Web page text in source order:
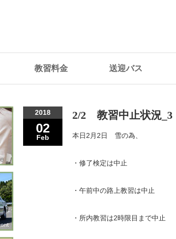
教習料金 送迎バス
2018
02
Feb
2/2 教習中止状況_3
本日2月2日 雪の為、
・修了検定は中止
・午前中の路上教習は中止
・所内教習は2時限目まで中止